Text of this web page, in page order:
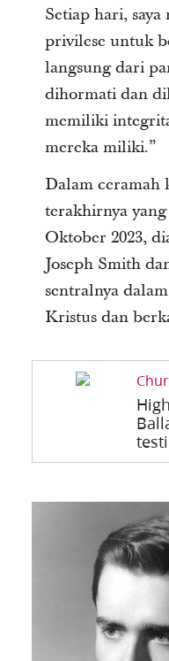
Setiap hari,
privilese untuk
langsung dari
dihormati dan
memiliki
mereka miliki.”
Dalam ceramah
terakhirnya
Oktober 2023,
Joseph Smith
sentralnya
Kristus dan